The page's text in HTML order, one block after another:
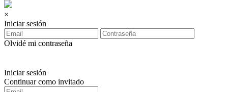
×
Iniciar sesión
Olvidé mi contraseña
Iniciar sesión
Continuar como invitado